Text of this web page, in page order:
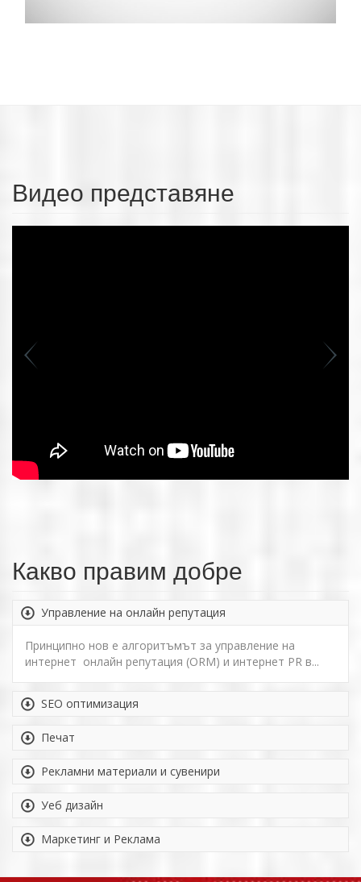
Видео представяне
Какво правим добре
Управление на онлайн репутация
Принципно нов е алгоритъмът за управление на
интернет онлайн репутация (ORM) и интернет PR в...
SEO оптимизация
Печат
Рекламни материали и сувенири
Уеб дизайн
Маркетинг и Реклама